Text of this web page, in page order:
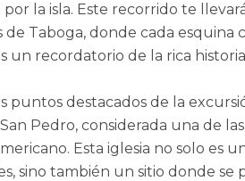
la isla. Este recorrido te
de Taboga, donde cada esquina
un recordatorio de la rica
puntos destacados de la
Pedro, considerada una de
Esta iglesia no solo es
sino también un sitio donde